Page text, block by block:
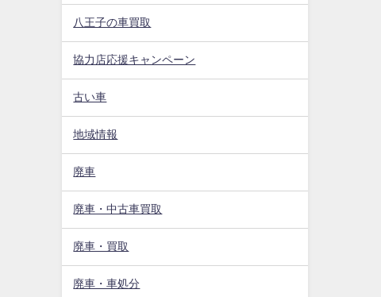
八王子の車買取
協力店応援キャンペーン
古い車
地域情報
廃車
廃車・中古車買取
廃車・買取
廃車・車処分